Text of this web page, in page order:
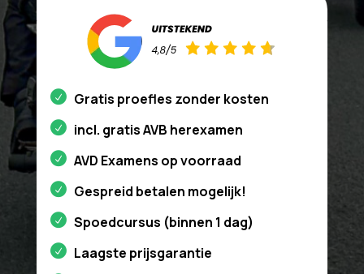
Gratis proefles zonder kosten
incl. gratis AVB herexamen
AVD Examens op voorraad
Gespreid betalen mogelijk!
Spoedcursus (binnen 1 dag)
Laagste prijsgarantie